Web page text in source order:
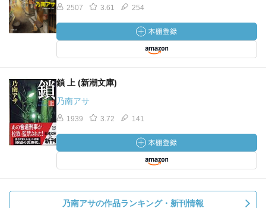
2507 3.61 254
鎖 上 (新潮文庫)
乃南アサ
1939 3.72 141
乃南アサの作品ランキング・新刊情報